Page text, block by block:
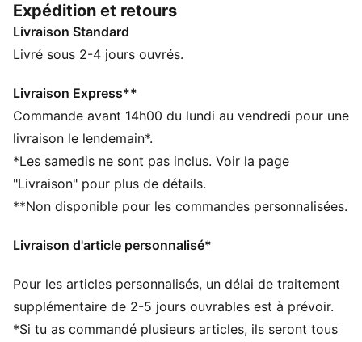
moins 20 % de matériaux recyclés et la partie
inférieure est fabriquée à partir d’au moins 10 % de
matériaux recyclés
Largeur : Régulière
Bout : Arrondi
Fermeture : Élastiques et à scratch
Logos Super PUMA
Détails brandés PUMA
PUMA Bébé : recommandé pour les enfants âgés de
Expédition et retours
Livraison Standard
Livré sous 2-4 jours ouvrés.
Livraison Express**
Commande avant 14h00 du lundi au vendredi pour une
livraison le lendemain*.
*Les samedis ne sont pas inclus. Voir la page
"Livraison" pour plus de détails.
**Non disponible pour les commandes personnalisées.
Livraison d'article personnalisé*
Pour les articles personnalisés, un délai de traitement
supplémentaire de 2-5 jours ouvrables est à prévoir.
*Si tu as commandé plusieurs articles, ils seront tous